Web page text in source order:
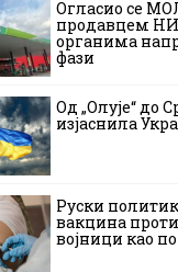
Огласио се
продавцем
органима
фази
Од „Олује“ до
изјаснила
Руски
вакцина
војници као